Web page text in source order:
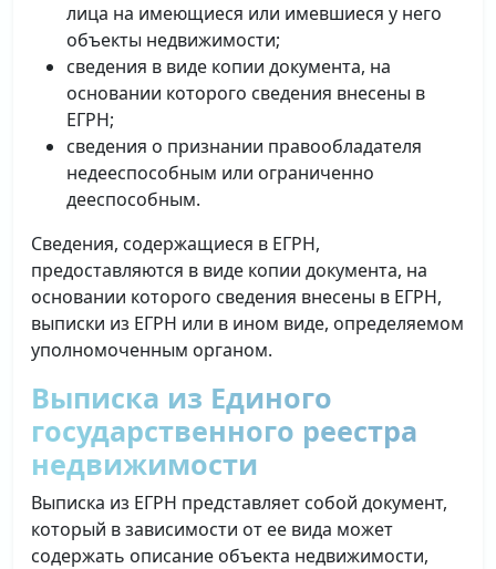
лица на имеющиеся или имевшиеся у него
объекты недвижимости;
сведения в виде копии документа, на
основании которого сведения внесены в
ЕГРН;
сведения о признании правообладателя
недееспособным или ограниченно
дееспособным.
Сведения, содержащиеся в ЕГРН,
предоставляются в виде копии документа, на
основании которого сведения внесены в ЕГРН,
выписки из ЕГРН или в ином виде, определяемом
уполномоченным органом.
Выписка из Единого
государственного реестра
недвижимости
Выписка из ЕГРН представляет собой документ,
который в зависимости от ее вида может
содержать описание объекта недвижимости,